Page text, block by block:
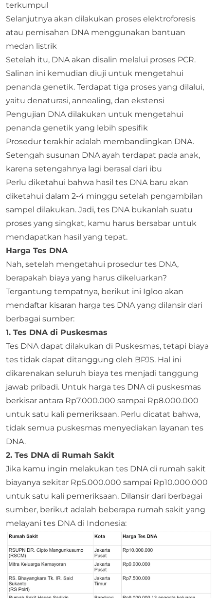
terkumpul
Selanjutnya akan dilakukan proses elektroforesis
atau pemisahan DNA menggunakan bantuan
medan listrik
Setelah itu, DNA akan disalin melalui proses PCR.
Salinan ini kemudian diuji untuk mengetahui
penanda genetik. Terdapat tiga proses yang dilalui,
yaitu denaturasi, annealing, dan ekstensi
Pengujian DNA dilakukan untuk mengetahui
penanda genetik yang lebih spesifik
Prosedur terakhir adalah membandingkan DNA.
Setengah susunan DNA ayah terdapat pada anak,
karena setengahnya lagi berasal dari ibu
Perlu diketahui bahwa hasil tes DNA baru akan
diketahui dalam 2-4 minggu setelah pengambilan
sampel dilakukan. Jadi, tes DNA bukanlah suatu
proses yang singkat, kamu harus bersabar untuk
mendapatkan hasil yang tepat.
Harga Tes DNA
Nah, setelah mengetahui prosedur tes DNA,
berapakah biaya yang harus dikeluarkan?
Tergantung tempatnya, berikut ini Igloo akan
mendaftar kisaran harga tes DNA yang dilansir dari
berbagai sumber:
1. Tes DNA di Puskesmas
Tes DNA dapat dilakukan di Puskesmas, tetapi biaya
tes tidak dapat ditanggung oleh BPJS. Hal ini
dikarenakan seluruh biaya tes menjadi tanggung
jawab pribadi. Untuk harga tes DNA di puskesmas
berkisar antara Rp7.000.000 sampai Rp8.000.000
untuk satu kali pemeriksaan. Perlu dicatat bahwa,
tidak semua puskesmas menyediakan layanan tes
DNA.
2. Tes DNA di Rumah Sakit
Jika kamu ingin melakukan tes DNA di rumah sakit
biayanya sekitar Rp5.000.000 sampai Rp10.000.000
untuk satu kali pemeriksaan. Dilansir dari berbagai
sumber, berikut adalah beberapa rumah sakit yang
melayani tes DNA di Indonesia: